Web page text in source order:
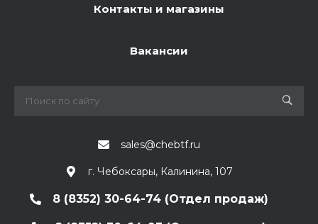
Контакты и магазины
Вакансии
sales@chebtf.ru
г. Чебоксары, Калинина, 107
8 (8352) 30-64-74 (Отдел продаж)